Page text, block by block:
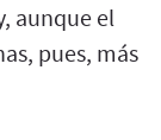
aunque el
pues, más